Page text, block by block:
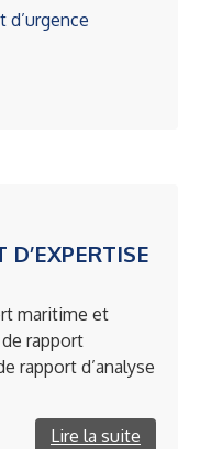
maritime et
rapport
rapport d’analyse
Lire la suite